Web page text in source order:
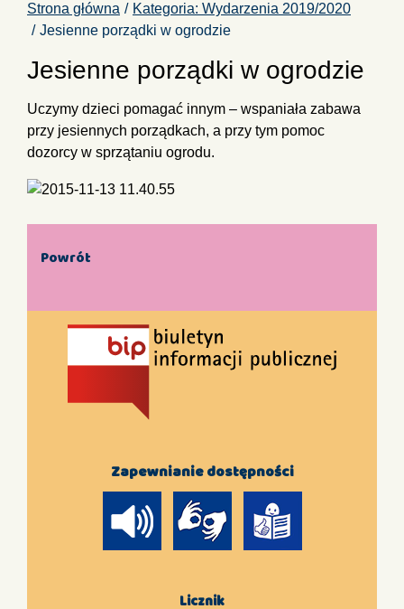
Strona główna
Kategoria: Wydarzenia 2019/2020
Jesienne porządki w ogrodzie
Jesienne porządki w ogrodzie
Uczymy dzieci pomagać innym – wspaniała zabawa
przy jesiennych porządkach, a przy tym pomoc
dozorcy w sprzątaniu ogrodu.
Powrót
Zapewnianie dostępności
Licznik